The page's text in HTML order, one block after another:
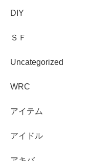
DIY
ＳＦ
Uncategorized
WRC
アイテム
アイドル